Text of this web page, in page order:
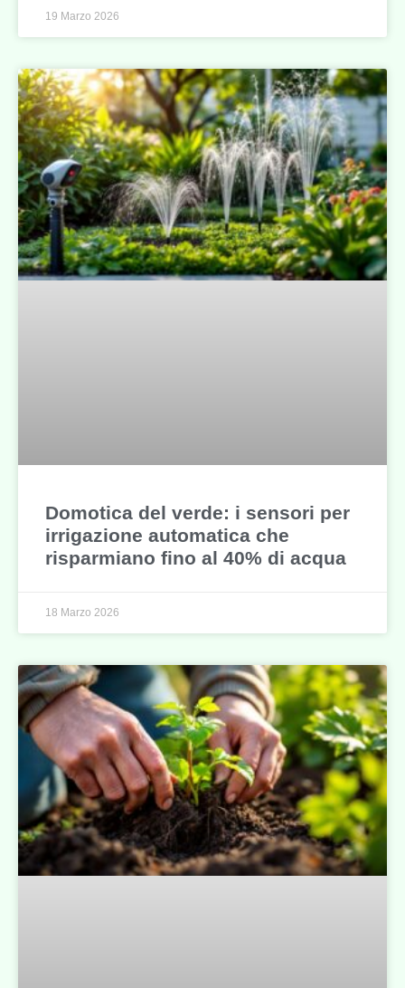
19 Marzo 2026
Domotica del verde: i sensori per
irrigazione automatica che
risparmiano fino al 40% di acqua
18 Marzo 2026